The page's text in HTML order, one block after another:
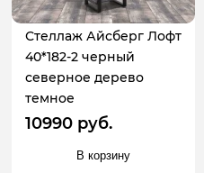
Стеллаж Айсберг Лофт
40*182-2 черный
северное дерево
темное
10990 руб.
В корзину